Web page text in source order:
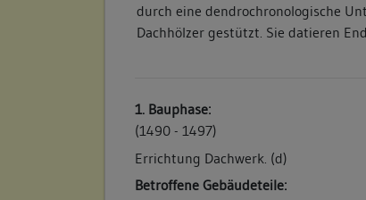
durch eine dendrochronologische
Dachhölzer gestützt. Sie datieren
1. Bauphase:
(1490 - 1497)
Errichtung Dachwerk. (d)
Betroffene Gebäudeteile: